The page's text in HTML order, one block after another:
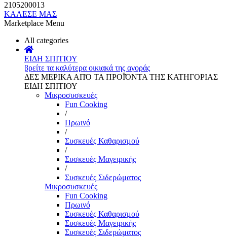
2105200013
ΚΑΛΕΣΕ ΜΑΣ
Marketplace Menu
All categories
ΕΙΔΗ ΣΠΙΤΙΟΥ
βρείτε τα καλύτερα οικιακά της αγοράς
ΔΕΣ ΜΕΡΙΚΑ ΑΠΌ ΤΑ ΠΡΟΪΌΝΤΑ ΤΗΣ ΚΑΤΗΓΟΡΙΑΣ
ΕΙΔΗ ΣΠΙΤΙΟΥ
Μικροσυσκευές
Fun Cooking
/
Πρωινό
/
Συσκευές Καθαρισμού
/
Συσκευές Μαγειρικής
/
Συσκευές Σιδερώματος
Μικροσυσκευές
Fun Cooking
Πρωινό
Συσκευές Καθαρισμού
Συσκευές Μαγειρικής
Συσκευές Σιδερώματος